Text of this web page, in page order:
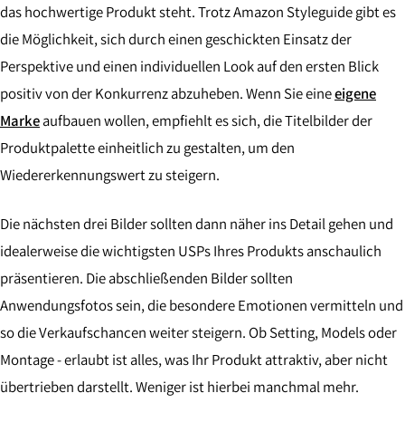
das hochwertige Produkt steht. Trotz Amazon Styleguide gibt es
die Möglichkeit, sich durch einen geschickten Einsatz der
Perspektive und einen individuellen Look auf den ersten Blick
positiv von der Konkurrenz abzuheben. Wenn Sie eineeigene
Markeaufbauen wollen, empfiehlt es sich, die Titelbilder der
Produktpalette einheitlich zu gestalten, um den
Wiedererkennungswert zu steigern.
Die nächsten drei Bilder sollten dann näher ins Detail gehen und
idealerweise die wichtigsten USPs Ihres Produkts anschaulich
präsentieren. Die abschließenden Bilder sollten
Anwendungsfotos sein, die besondere Emotionen vermitteln und
so die Verkaufschancen weiter steigern. Ob Setting, Models oder
Montage - erlaubt ist alles, was Ihr Produkt attraktiv, aber nicht
übertrieben darstellt. Weniger ist hierbei manchmal mehr.